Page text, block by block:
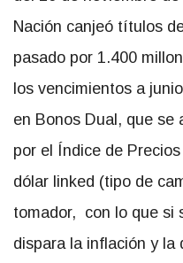
Nación canjeó títulos
pasado por 1.400
los vencimientos a
en Bonos Dual, que se
por el Índice de
dólar linked (tipo de
tomador, con lo que si
dispara la inflación y la